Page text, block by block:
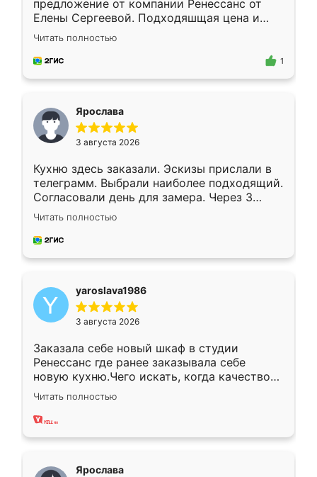
предложение от компании Ренессанс от
Елены Сергеевой. Подходяшщая цена и
короткие сроки изготовления. Приехавший
для замера сотрудник Владислав
предложил по моему эскизу самый
Читать полностью
1
Ярослава
3 августа 2026
Кухню здесь заказали. Эскизы прислали в
телеграмм. Выбрали наиболее подходящий.
Согласовали день для замера. Через 3
недели кухня была уже готова. Остались
довольны работой. Спасибо Ренессанс
мебель за качественную работу!
Читать полностью
yaroslava1986
3 августа 2026
Заказала себе новый шкаф в студии
Ренессанс где ранее заказывала себе
новую кухню.Чего искать, когда качеством
вполне довольна. Служит кухня уже почти
два года, нареканий нет.
Читать полностью
Ярослава